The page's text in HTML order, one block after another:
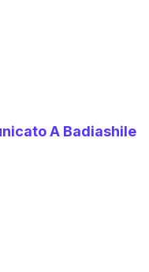
A Badiashile